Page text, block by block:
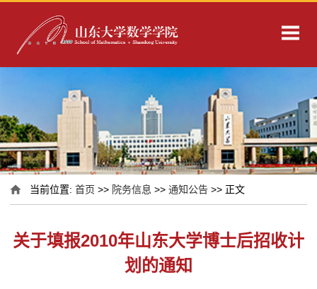
当前位置:首页 >> 院务信息 >>通知公告 >> 正文
关于填报2010年山东大学博士后招收计
划的通知